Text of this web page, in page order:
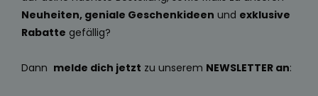
Neuheiten, geniale Geschenkideen und exklusive
Rabatte gefällig?
Dann melde dich jetzt zu unserem NEWSLETTER an: